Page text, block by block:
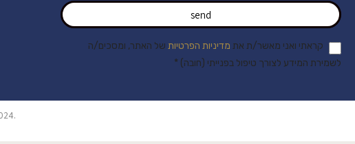
send
קראתי ואני מאשר/ת את מדיניות הפרטיות של האתר, ומסכים/ה
לשמירת המידע לצורך טיפול בפנייתי (חובה) *
.